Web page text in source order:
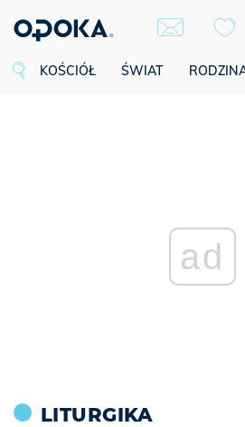
KOŚCIÓŁ ŚWIAT
ad
LITURGIKA